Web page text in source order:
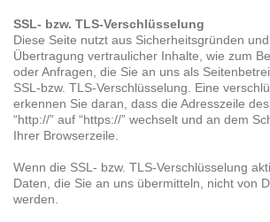
SSL- bzw. TLS-Verschlüsselung
Diese Seite nutzt aus Sicherheitsgründen
Übertragung vertraulicher Inhalte, wie zum
oder Anfragen, die Sie an uns als
SSL-bzw. TLS-Verschlüsselung. Eine
erkennen Sie daran, dass die Adresszeile
“http://” auf “https://” wechselt und an dem
Ihrer Browserzeile.
Wenn die SSL- bzw. TLS-Verschlüsselung
Daten, die Sie an uns übermitteln, nicht von
werden.